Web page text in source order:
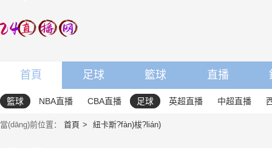
首頁 足球 籃球 直播
籃球 NBA直播 CBA直播 足球 英超直播 中超直播
當(dāng)前位置： 首頁 紐卡斯?fàn)柭?lián)